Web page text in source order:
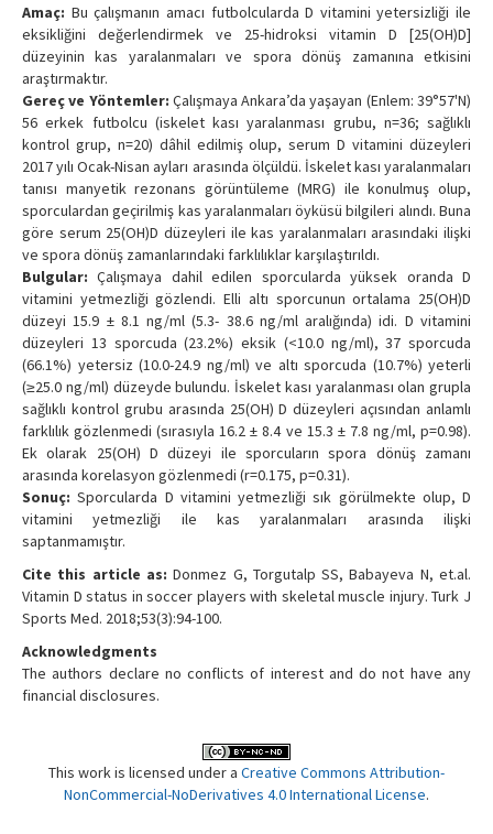
Amaç: Bu çalışmanın amacı futbolcularda D vitamini yetersizliği ile
eksikliğini değerlendirmek ve 25-hidroksi vitamin D [25(OH)D]
düzeyinin kas yaralanmaları ve spora dönüş zamanına etkisini
araştırmaktır.
Gereç ve Yöntemler: Çalışmaya Ankara’da yaşayan (Enlem: 39°57'N)
56 erkek futbolcu (iskelet kası yaralanması grubu, n=36; sağlıklı
kontrol grup, n=20) dâhil edilmiş olup, serum D vitamini düzeyleri
2017 yılı Ocak-Nisan ayları arasında ölçüldü. İskelet kası yaralanmaları
tanısı manyetik rezonans görüntüleme (MRG) ile konulmuş olup,
sporculardan geçirilmiş kas yaralanmaları öyküsü bilgileri alındı. Buna
göre serum 25(OH)D düzeyleri ile kas yaralanmaları arasındaki ilişki
ve spora dönüş zamanlarındaki farklılıklar karşılaştırıldı.
Bulgular: Çalışmaya dahil edilen sporcularda yüksek oranda D
vitamini yetmezliği gözlendi. Elli altı sporcunun ortalama 25(OH)D
düzeyi 15.9 ± 8.1 ng/ml (5.3- 38.6 ng/ml aralığında) idi. D vitamini
düzeyleri 13 sporcuda (23.2%) eksik (<10.0 ng/ml), 37 sporcuda
(66.1%) yetersiz (10.0-24.9 ng/ml) ve altı sporcuda (10.7%) yeterli
(≥25.0 ng/ml) düzeyde bulundu. İskelet kası yaralanması olan grupla
sağlıklı kontrol grubu arasında 25(OH) D düzeyleri açısından anlamlı
farklılık gözlenmedi (sırasıyla 16.2 ± 8.4 ve 15.3 ± 7.8 ng/ml, p=0.98).
Ek olarak 25(OH) D düzeyi ile sporcuların spora dönüş zamanı
arasında korelasyon gözlenmedi (r=0.175, p=0.31).
Sonuç: Sporcularda D vitamini yetmezliği sık görülmekte olup, D
vitamini yetmezliği ile kas yaralanmaları arasında ilişki
saptanmamıştır.
Cite this article as: Donmez G, Torgutalp SS, Babayeva N, et.al.
Vitamin D status in soccer players with skeletal muscle injury. Turk J
Sports Med. 2018;53(3):94-100.
Acknowledgments
The authors declare no conflicts of interest and do not have any
financial disclosures.
This work is licensed under a Creative Commons Attribution-
NonCommercial-NoDerivatives 4.0 International License.